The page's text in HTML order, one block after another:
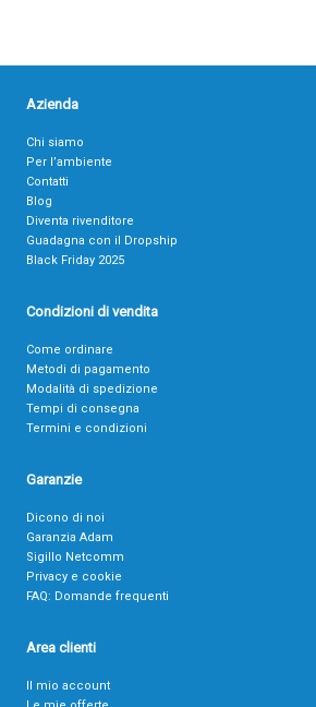
Azienda
Chi siamo
Per l’ambiente
Contatti
Blog
Diventa rivenditore
Guadagna con il Dropship
Black Friday 2025
Condizioni di vendita
Come ordinare
Metodi di pagamento
Modalità di spedizione
Tempi di consegna
Termini e condizioni
Garanzie
Dicono di noi
Garanzia Adam
Sigillo Netcomm
Privacy e cookie
FAQ: Domande frequenti
Area clienti
Il mio account